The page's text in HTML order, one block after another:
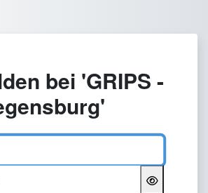
bei 'GRIPS -